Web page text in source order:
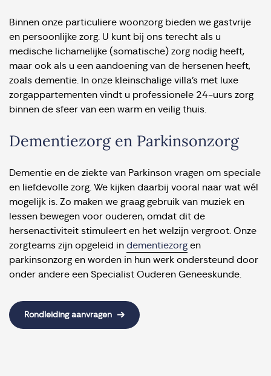
Binnen onze particuliere woonzorg bieden we gastvrije
en persoonlijke zorg. U kunt bij ons terecht als u
medische lichamelijke (somatische) zorg nodig heeft,
maar ook als u een aandoening van de hersenen heeft,
zoals dementie. In onze kleinschalige villa’s met luxe
zorgappartementen vindt u professionele 24-uurs zorg
binnen de sfeer van een warm en veilig thuis.
Dementiezorg en Parkinsonzorg
Dementie en de ziekte van Parkinson vragen om speciale
en liefdevolle zorg. We kijken daarbij vooral naar wat wél
mogelijk is. Zo maken we graag gebruik van muziek en
lessen bewegen voor ouderen, omdat dit de
hersenactiviteit stimuleert en het welzijn vergroot. Onze
zorgteams zijn opgeleid in dementiezorg en
parkinsonzorg en worden in hun werk ondersteund door
onder andere een Specialist Ouderen Geneeskunde.
Rondleiding aanvragen